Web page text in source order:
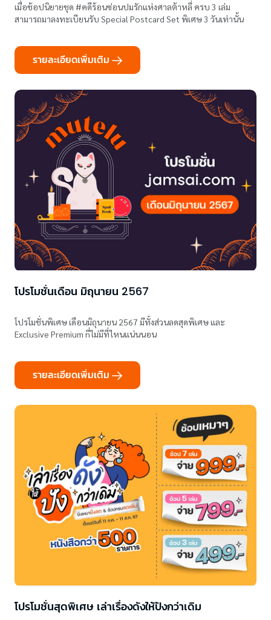
เมื่อช้อปนิยายชุด #คดีร้อนซ่อนปมรักแห่งศาลต้าหลี่ ครบ 3 เล่ม
สามารถมาลงทะเบียนรับ Special Postcard Set พิเศษ 3 วันเท่านั้น
รายละเอียดเพิ่มเติม
โปรโมชั่นเดือน มิถุนายน 2567
โปรโมชั่นพิเศษ เดือนมิถุนายน 2567 มีทั้งส่วนลดสุดพิเศษ และ
Exclusive Premium nี่ไม่มีที่ไหนแน่นนอน
รายละเอียดเพิ่มเติม
โปรโมชั่นสุดพิเศษ เล่าเรื่องดังให้ปังกว่าเดิม